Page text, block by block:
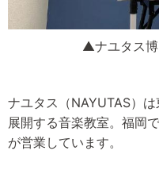
▲ナユタス
ナユタス（NAYUTAS）
展開する音楽教室。福岡
が営業しています。